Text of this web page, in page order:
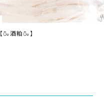
【🍶酒粕🍶】